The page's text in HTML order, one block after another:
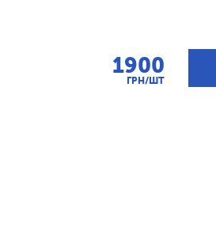
1900
ГРН/ШТ